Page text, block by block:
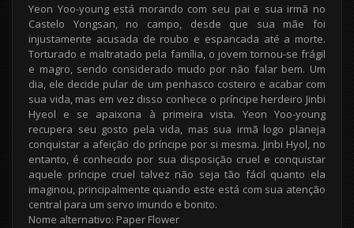
Yeon Yoo-young está morando com seu pai e sua irmã no
Castelo Yongsan, no campo, desde que sua mãe foi
injustamente acusada de roubo e espancada até a morte.
Torturado e maltratado pela família, o jovem tornou-se frágil
e magro, sendo considerado mudo por não falar bem. Um
dia, ele decide pular de um penhasco costeiro e acabar com
sua vida, mas em vez disso conhece o príncipe herdeiro Jinbi
Hyeol e se apaixona à primeira vista. Yeon Yoo-young
recupera seu gosto pela vida, mas sua irmã logo planeja
conquistar a afeição do príncipe por si mesma. Jinbi Hyol, no
entanto, é conhecido por sua disposição cruel e conquistar
aquele príncipe cruel talvez não seja tão fácil quanto ela
imaginou, principalmente quando este está com sua atenção
central para um servo imundo e bonito.
Nome alternativo: Paper Flower